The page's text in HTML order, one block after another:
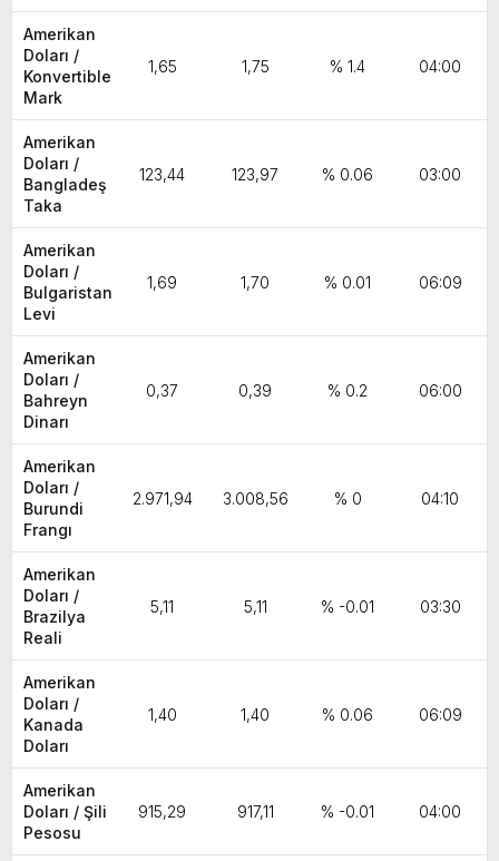
Amerikan
Doları /
Konvertible
Mark
1,65 1,75 % 1.4 04:00
Amerikan
Doları /
Bangladeş
Taka
123,44 123,97 % 0.06 03:00
Amerikan
Doları /
Bulgaristan
Levi
1,69 1,70 % 0.01 06:09
Amerikan
Doları /
Bahreyn
Dinarı
0,37 0,39 % 0.2 06:00
Amerikan
Doları /
Burundi
Frangı
2.971,94 3.008,56 % 0 04:10
Amerikan
Doları /
Brazilya
Reali
5,11 5,11 % -0.01 03:30
Amerikan
Doları /
Kanada
Doları
1,40 1,40 % 0.06 06:09
Amerikan
Doları / Şili
Pesosu
915,29 917,11 % -0.01 04:00